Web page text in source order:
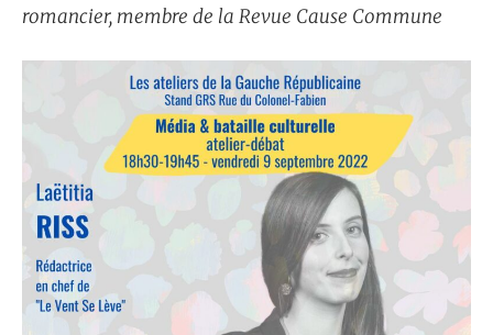
romancier, membre de la Revue Cause Commune